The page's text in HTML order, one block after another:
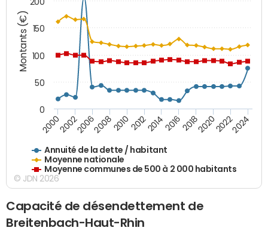
Montants (€)
Annuité de la dette / habitant
Moyenne nationale
Moyenne communes de 500 à 2 000 habitants
200020022006200820102012201420162018202020222024
0
50
100
150
200
© JDN 2026
Capacité de désendettement de
Breitenbach-Haut-Rhin